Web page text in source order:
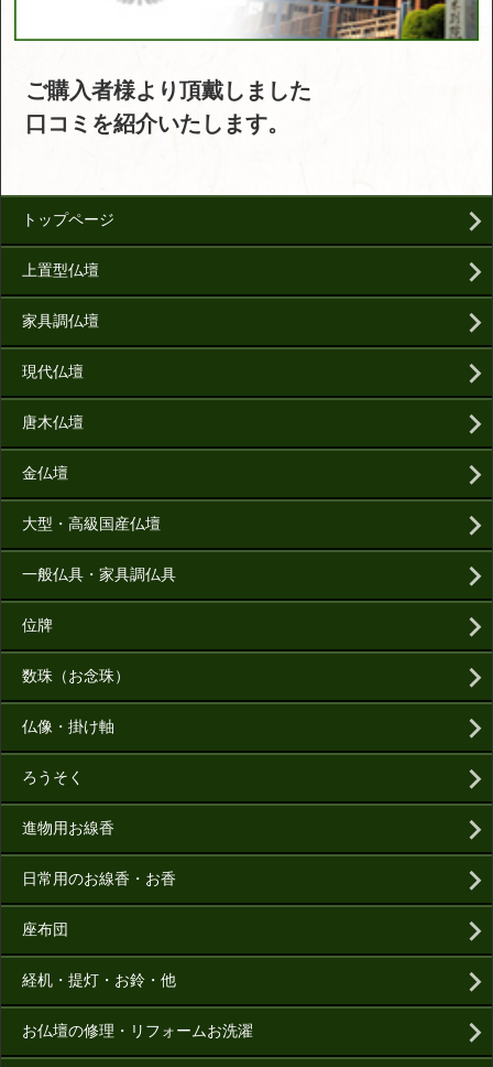
ご購入者様より頂戴しました
口コミを紹介いたします。
トップページ
上置型仏壇
家具調仏壇
現代仏壇
唐木仏壇
金仏壇
大型・高級国産仏壇
一般仏具・家具調仏具
位牌
数珠（お念珠）
仏像・掛け軸
ろうそく
進物用お線香
日常用のお線香・お香
座布団
経机・提灯・お鈴・他
お仏壇の修理・リフォームお洗濯